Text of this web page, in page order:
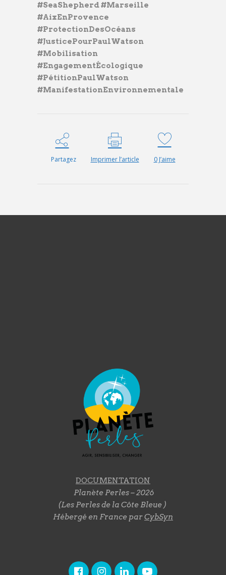
#SeaShepherd #Marseille
#AixEnProvence
#ProtectionDesOcéans
#JusticePourPaulWatson
#Mobilisation
#EngagementÉcologique
#PétitionPaulWatson
#ManifestationEnvironnementale
Partagez Imprimer l’article 0J’aime
DOCUMENTATION
Planète Perles – 2026
(Les Perles de la Côte Bleue )
Hébergé en France parCybSyn